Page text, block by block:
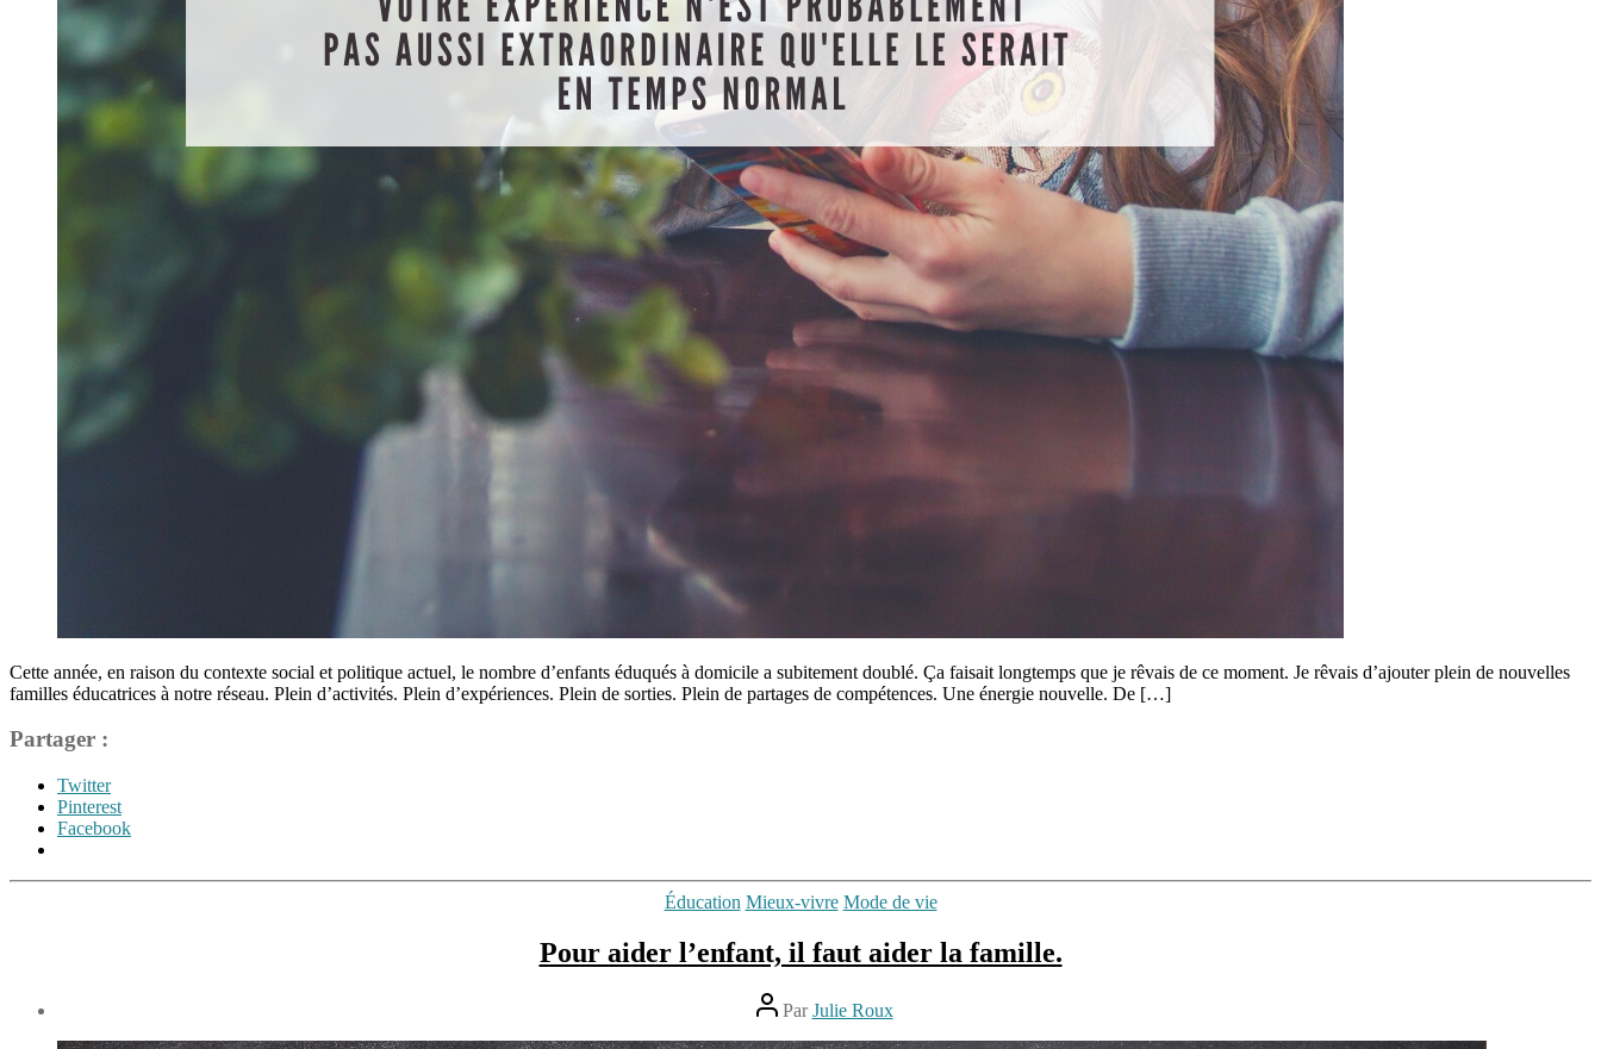
Cette année, en raison du contexte social et politique actuel, le nombre d’enfants éduqués à domicile a subitement doublé. Ça faisait longtemps que je rêvais de ce moment. Je rêvais d’ajouter plein de nouvelles
familles éducatrices à notre réseau. Plein d’activités. Plein d’expériences. Plein de sorties. Plein de partages de compétences. Une énergie nouvelle. De […]
Partager :
Twitter
Pinterest
Facebook
Étiquettes
Catégories
Éducation Mieux-vivre Mode de vie
Pour aider l’enfant, il faut aider la famille.
Auteur
de
l’article
ParJulie Roux